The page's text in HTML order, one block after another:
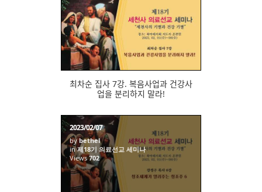
721
최차순 집사 7강. 복음사업과 건강사
업을 분리하지 말라!
2023/02/07
bybethel
in제18기 의료선교 세미나
Views702